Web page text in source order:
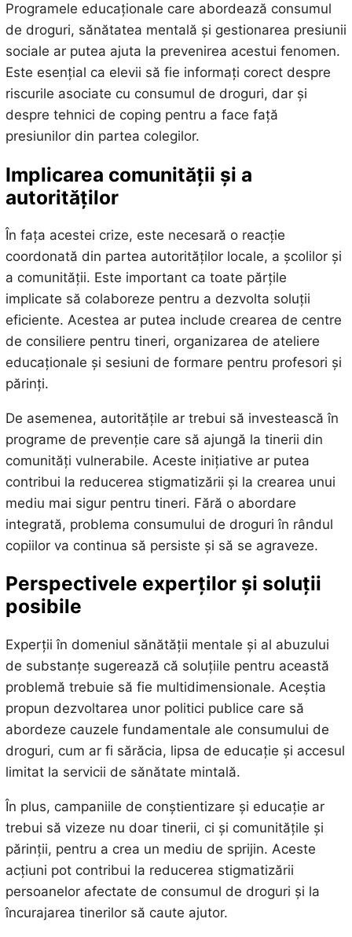
Programele educaționale care abordează consumul
de droguri, sănătatea mentală și gestionarea presiunii
sociale ar putea ajuta la prevenirea acestui fenomen.
Este esențial ca elevii să fie informați corect despre
riscurile asociate cu consumul de droguri, dar și
despre tehnici de coping pentru a face față
presiunilor din partea colegilor.
Implicarea comunității și a
autorităților
În fața acestei crize, este necesară o reacție
coordonată din partea autorităților locale, a școlilor și
a comunității. Este important ca toate părțile
implicate să colaboreze pentru a dezvolta soluții
eficiente. Acestea ar putea include crearea de centre
de consiliere pentru tineri, organizarea de ateliere
educaționale și sesiuni de formare pentru profesori și
părinți.
De asemenea, autoritățile ar trebui să investească în
programe de prevenție care să ajungă la tinerii din
comunități vulnerabile. Aceste inițiative ar putea
contribui la reducerea stigmatizării și la crearea unui
mediu mai sigur pentru tineri. Fără o abordare
integrată, problema consumului de droguri în rândul
copiilor va continua să persiste și să se agraveze.
Perspectivele experților și soluții
posibile
Experții în domeniul sănătății mentale și al abuzului
de substanțe sugerează că soluțiile pentru această
problemă trebuie să fie multidimensionale. Aceștia
propun dezvoltarea unor politici publice care să
abordeze cauzele fundamentale ale consumului de
droguri, cum ar fi sărăcia, lipsa de educație și accesul
limitat la servicii de sănătate mintală.
În plus, campaniile de conștientizare și educație ar
trebui să vizeze nu doar tinerii, ci și comunitățile și
părinții, pentru a crea un mediu de sprijin. Aceste
acțiuni pot contribui la reducerea stigmatizării
persoanelor afectate de consumul de droguri și la
încurajarea tinerilor să caute ajutor.